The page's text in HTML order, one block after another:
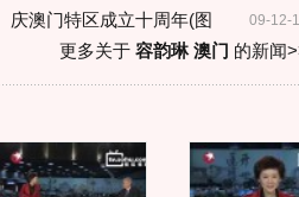
09-12-
庆澳门特区成立十周年(图
更多关于 容韵琳 澳门 的新闻